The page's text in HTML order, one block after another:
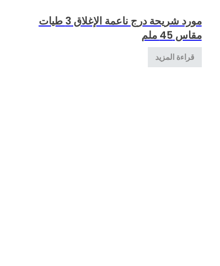
مورد شريحة درج ناعمة الإغلاق 3 طيات
مقاس 45 ملم
قراءة المزيد